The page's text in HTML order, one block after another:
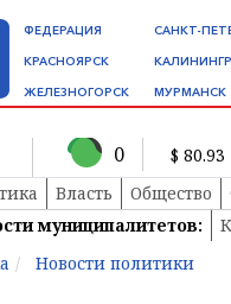
ФЕДЕРАЦИЯ
КРАСНОЯРСК
ЖЕЛЕЗНОГОРСК
САНКТ-
МУРМАНСК
0 $ 80.93
Власть Общество
муниципалитетов:
Новости политики